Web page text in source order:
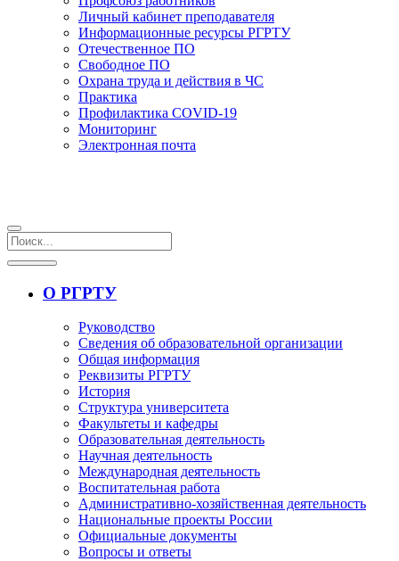
Личный кабинет преподавателя
Информационные ресурсы РГРТУ
Отечественное ПО
Свободное ПО
Охрана труда и действия в ЧС
Практика
Профилактика COVID-19
Мониторинг
Электронная почта
О РГРТУ
Руководство
Сведения об образовательной организации
Общая информация
Реквизиты РГРТУ
История
Структура университета
Факультеты и кафедры
Образовательная деятельность
Научная деятельность
Международная деятельность
Воспитательная работа
Административно-хозяйственная деятельность
Национальные проекты России
Официальные документы
Вопросы и ответы